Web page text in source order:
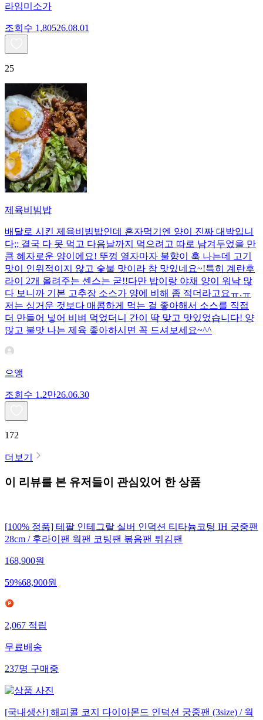
라임미소가
조회수 1,80526.08.01
25
제육비빔밥
배달로 시킨 제육비빔밥인데 혼자먹기엔 양이 진짜 대박입니
다;; 결국 다 못 먹고 다음날까지 먹으려고 따로 남겨두었을 만
큼 혜자로운 양이에요! 뚜껑 열자마자 불향이 훅 나는데 고기
맛이 인위적이지 않고 숯불 맛이라 참 맛있네요~!특히 계란후
라이 2개 올려주는 센스는 굳!! ​다만 밥이랑 야채 양이 워낙 많
다 보니까 기본 고추장 소스가 양에 비해 좀 적더라고요ㅠ.ㅠ
저는 싱거운 것보다 매콤하게 먹는 걸 좋아해서 소스를 직접
더 만들어 넣어 비벼 먹었더니 간이 딱 맞고 맛있었습니다! 양
많고 불맛 나는 제육 좋아하시면 꼭 드셔보세요~^^
으앵
조회수 1.2만26.06.30
172
더보기
이 리뷰를 본 유저들이 관심있어 한 상품
[100% 정품] 테팔 인테그랄 실버 인덕션 티타늄코팅 IH 궁중팬
28cm / 후라이팬 웍팬 코팅팬 볶음팬 튀김팬
168,900원
59%68,900원
2,067 적립
무료배송
237명 구매중
[국내생산] 해피콜 코지 다이아몬드 인덕션 궁중팬 (3size) / 웍